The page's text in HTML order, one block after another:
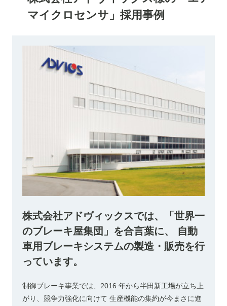
マイクロセンサ」採用事例
株式会社アドヴィックスでは、「世界一
のブレーキ屋集団」を合言葉に、 自動
車用ブレーキシステムの製造・販売を行
っています。
制御ブレーキ事業では、2016 年から半田新工場が立ち上
がり、競争力強化に向けて 生産機能の集約が今まさに進